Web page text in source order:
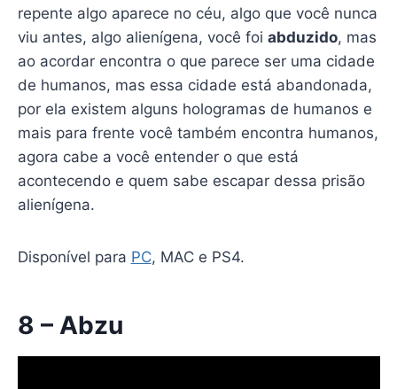
repente algo aparece no céu, algo que você nunca
viu antes, algo alienígena, você foi abduzido, mas
ao acordar encontra o que parece ser uma cidade
de humanos, mas essa cidade está abandonada,
por ela existem alguns hologramas de humanos e
mais para frente você também encontra humanos,
agora cabe a você entender o que está
acontecendo e quem sabe escapar dessa prisão
alienígena.
Disponível para PC, MAC e PS4.
8 – Abzu